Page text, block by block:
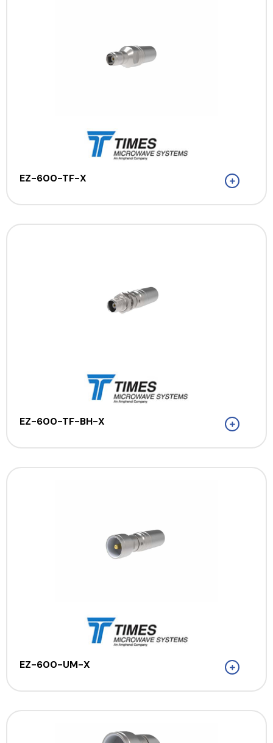
EZ-600-TF-X
EZ-600-TF-BH-X
EZ-600-UM-X